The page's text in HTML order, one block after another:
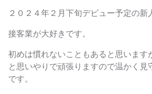
２０２４年２月下旬デビュー予定の新
接客業が大好きです。
初めは慣れないこともあると思います
と思いやりで頑張りますので温かく見
です。